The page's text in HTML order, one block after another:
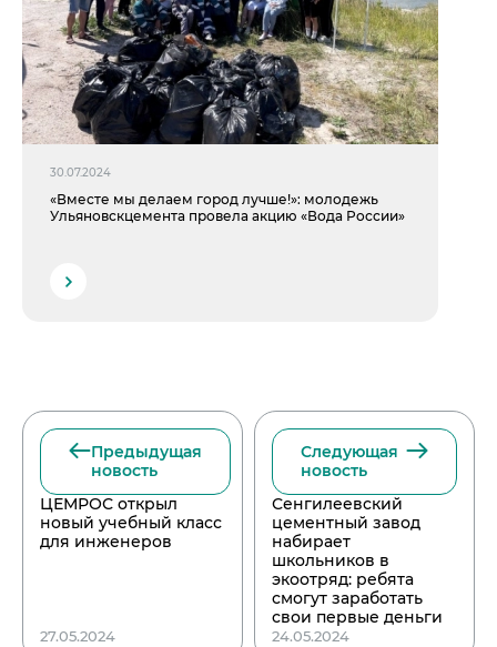
30.07.2024
«Вместе мы делаем город лучше!»: молодежь
Ульяновскцемента провела акцию «Вода России»
Предыдущая
новость
ЦЕМРОС открыл
новый учебный класс
для инженеров
27.05.2024
Следующая
новость
Сенгилеевский
цементный завод
набирает
школьников в
экоотряд: ребята
смогут заработать
свои первые деньги
24.05.2024